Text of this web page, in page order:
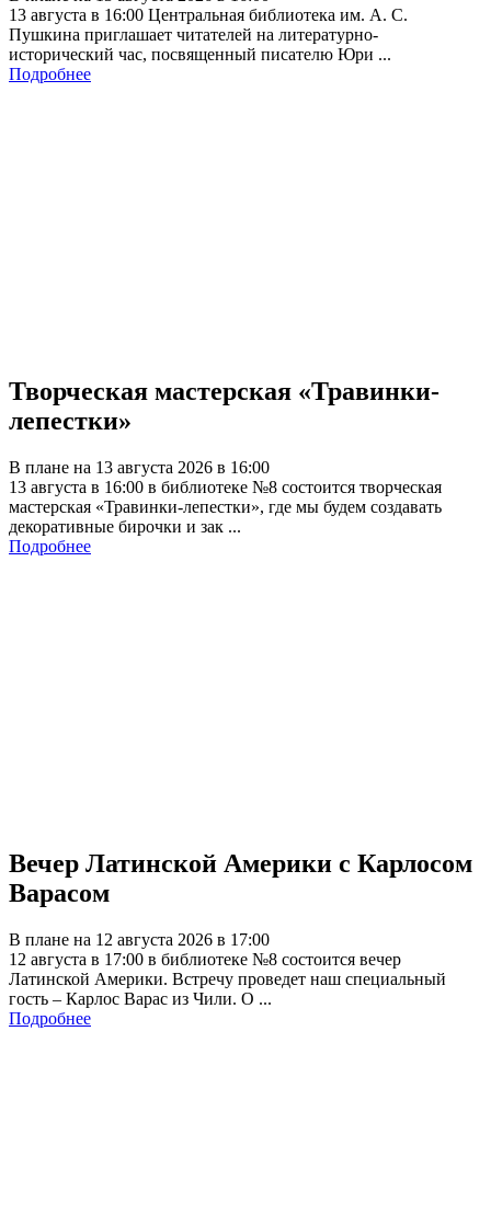
13 августа в 16:00 Центральная библиотека им. А. С.
Пушкина приглашает читателей на литературно-
исторический час, посвященный писателю Юри ...
Подробнее
Творческая мастерская «Травинки-
лепестки»
В плане на 13 августа 2026 в 16:00
13 августа в 16:00 в библиотеке №8 состоится творческая
мастерская «Травинки-лепестки», где мы будем создавать
декоративные бирочки и зак ...
Подробнее
Вечер Латинской Америки с Карлосом
Варасом
В плане на 12 августа 2026 в 17:00
12 августа в 17:00 в библиотеке №8 состоится вечер
Латинской Америки. Встречу проведет наш специальный
гость – Карлос Варас из Чили. О ...
Подробнее